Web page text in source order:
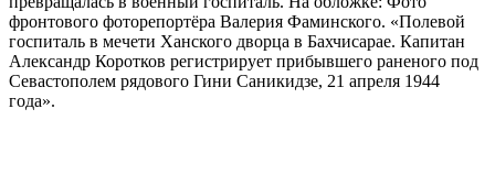
фронтового фоторепортёра Валерия Фаминского. «Полевой
госпиталь в мечети Ханского дворца в Бахчисарае. Капитан
Александр Коротков регистрирует прибывшего раненого под
Севастополем рядового Гини Саникидзе, 21 апреля 1944
года».